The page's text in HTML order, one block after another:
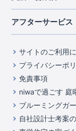
中部
山梨県
静
滋賀県
京
中国・四国
岡山県
広
九州・沖縄
室内空間を快適
コストパフォー
充実のアフター
第三者評価による
家づくりのプロ
住んでみるとじ
ご紹介制度のご案
東栄INDEX（用
アフターサービス
サイトのご利用
プライバシーポ
免責事項
niwaで過ごす 庭
ブルーミングガ
自社設計士考案